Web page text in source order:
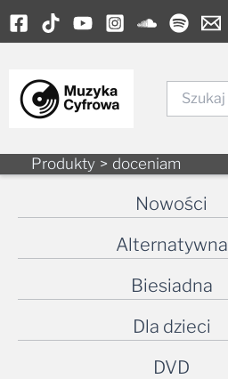
Skip
to
Produkty doceniam
Nowości
Alternatywna
Biesiadna
Dla dzieci
DVD